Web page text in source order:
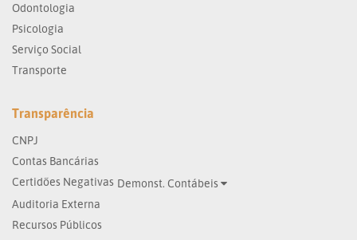
Odontologia
Psicologia
Serviço Social
Transporte
Transparência
CNPJ
Contas Bancárias
Certidões Negativas Demonst. Contábeis
Auditoria Externa
Recursos Públicos